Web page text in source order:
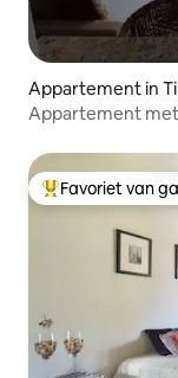
Appartement in
Appartement
Topfavoriet van
Favoriet van